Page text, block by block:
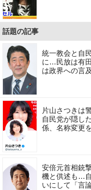
話題の記事
統一教会と自
に…民放は有
は政界への言
片山さつきは
自民党が隠し
係、名称変更
安倍元首相銃
機と供述も…
いにして「言